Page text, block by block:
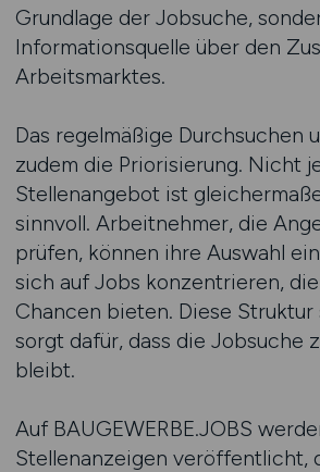
Grundlage der Jobsuche,
Informationsquelle über den
Arbeitsmarktes.
Das regelmäßige Durchsuchen
zudem die Priorisierung. Nicht
Stellenangebot ist
sinnvoll. Arbeitnehmer, die
prüfen, können ihre Auswahl
sich auf Jobs konzentrieren,
Chancen bieten. Diese
sorgt dafür, dass die Jobsuche
bleibt.
Auf BAUGEWERBE.JOBS
Stellenanzeigen veröffentlicht,